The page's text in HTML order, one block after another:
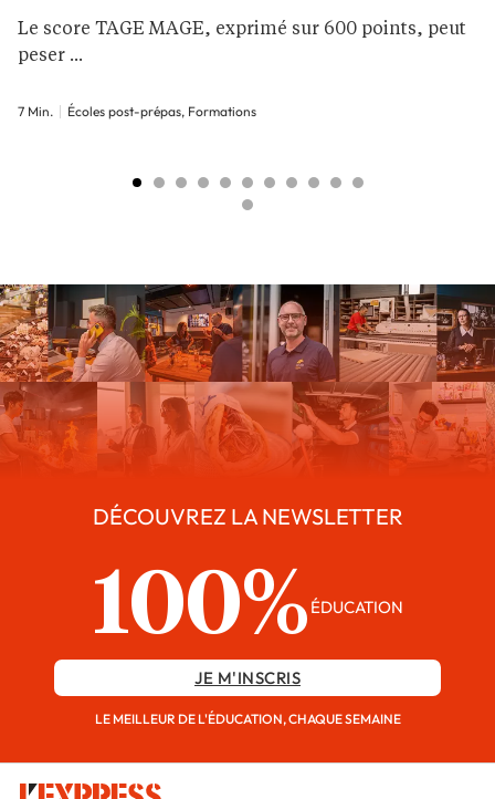
Le score TAGE MAGE, exprimé sur 600 points, peut
peser ...
7 Min. Écoles post-prépas, Formations
DÉCOUVREZ LA NEWSLETTER
100% ÉDUCATION
JE M'INSCRIS
LE MEILLEUR DE L'ÉDUCATION, CHAQUE SEMAINE